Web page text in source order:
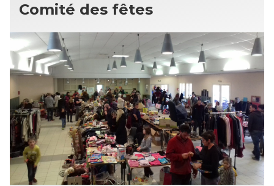
Comité des fêtes